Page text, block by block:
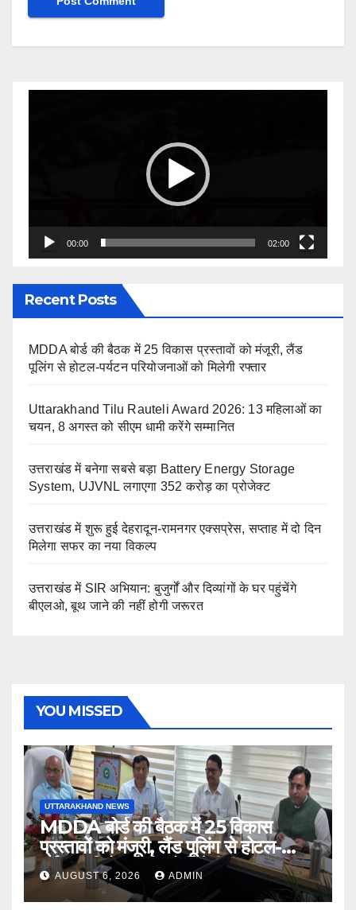
00:00 02:00
Recent Posts
MDDA बोर्ड की बैठक में 25 विकास प्रस्तावों को मंजूरी, लैंड
पूलिंग से होटल-पर्यटन परियोजनाओं को मिलेगी रफ्तार
Uttarakhand Tilu Rauteli Award 2026: 13 महिलाओं का
चयन, 8 अगस्त को सीएम धामी करेंगे सम्मानित
उत्तराखंड में बनेगा सबसे बड़ा Battery Energy Storage
System, UJVNL लगाएगा 352 करोड़ का प्रोजेक्ट
उत्तराखंड में शुरू हुई देहरादून-रामनगर एक्सप्रेस, सप्ताह में दो दिन
मिलेगा सफर का नया विकल्प
उत्तराखंड में SIR अभियान: बुजुर्गों और दिव्यांगों के घर पहुंचेंगे
बीएलओ, बूथ जाने की नहीं होगी जरूरत
YOU MISSED
UTTARAKHAND NEWS
MDDA बोर्ड की बैठक में 25 विकास
प्रस्तावों को मंजूरी, लैंड पूलिंग से होटल-
पर्यटन परियोजनाओं को मिलेगी रफ्तार
AUGUST 6, 2026 ADMIN